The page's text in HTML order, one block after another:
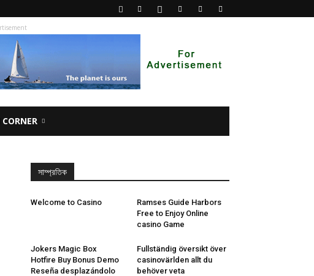
সাম্প্রতিক
Welcome to Casino
Ramses Guide Harbors
Free to Enjoy Online
casino Game
Jokers Magic Box
Hotfire Buy Bonus Demo
Reseña desplazándolo
Fullständig översikt över
casinovärlden allt du
behöver veta